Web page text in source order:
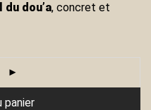
dou’a, concret et
panier